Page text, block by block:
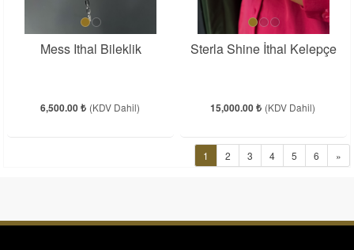
Mess Ithal Bileklik
6,500.00 ₺ (KDV Dahil)
Sterla Shine İthal Kelepçe
15,000.00 ₺ (KDV Dahil)
1 2 3 4 5 6 »